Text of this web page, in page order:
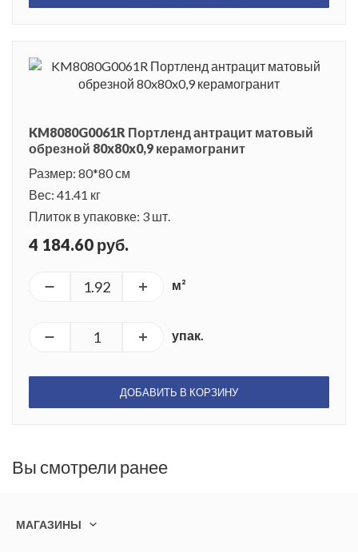
KM8080G0061R Портленд антрацит матовый
обрезной 80x80x0,9 керамогранит
Размер: 80*80 см
Вес: 41.41 кг
Плиток в упаковке: 3 шт.
4 184.60 руб.
м²
упак.
ДОБАВИТЬ В КОРЗИНУ
Вы смотрели ранее
МАГАЗИНЫ